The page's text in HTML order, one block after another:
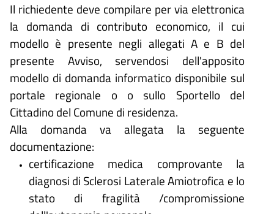
Il richiedente deve compilare per via elettronica
la domanda di contributo economico, il cui
modello è presente negli allegati A e B del
presente Avviso, servendosi dell'apposito
modello di domanda informatico disponibile sul
portale regionale o o sullo Sportello del
Cittadino del Comune di residenza.
Alla domanda va allegata la seguente
documentazione:
certificazione medica comprovante la
diagnosi di Sclerosi Laterale Amiotrofica e lo
stato di fragilità /compromissione